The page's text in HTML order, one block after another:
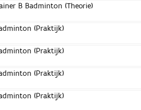
B Badminton (Theorie)
(Praktijk)
(Praktijk)
(Praktijk)
(Praktijk)